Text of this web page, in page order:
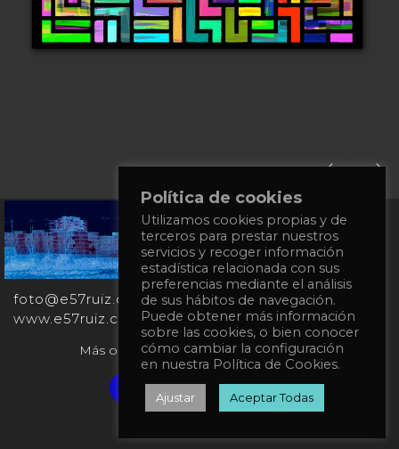
+34
651
862
863
foto@e57ruiz.com
www.e57ruiz.com
Más obras en la galería virtual Singulart:
Verified artist on Singulart
Política de cookies
Utilizamos cookies propias y de
terceros para prestar nuestros
servicios y recoger información
estadística relacionada con sus
preferencias mediante el análisis
de sus hábitos de navegación.
Puede obtener más información
sobre las cookies, o bien conocer
cómo cambiar la configuración
en nuestra Política de Cookies.
Ajustar Aceptar Todas